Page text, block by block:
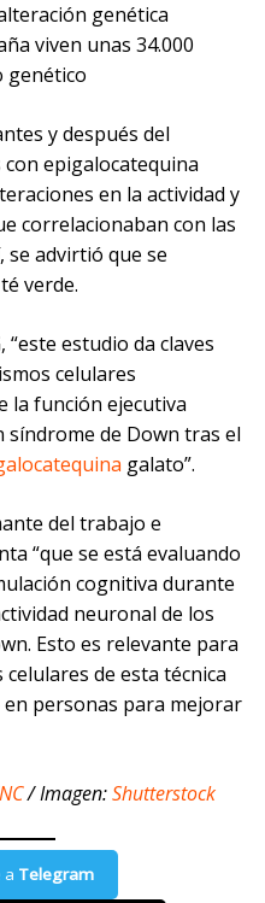
genética
viven unas 34.000
genético
y después del
epigalocatequina
en la actividad y
correlacionaban con las
se advirtió que se
verde.
“este estudio da claves
celulares
la función ejecutiva
síndrome de Down tras el
galato”.
del trabajo e
“que se está evaluando
cognitiva durante
neuronal de los
Esto es relevante para
de esta técnica
personas para mejorar
/ Imagen:Shutterstock
a Telegram